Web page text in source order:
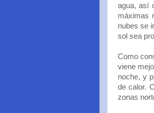
agua, así
máximas
nubes se
sol sea
Como
viene
noche, y
de calor.
zonas